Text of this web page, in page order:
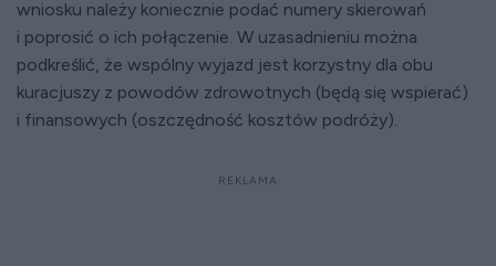
wniosku należy koniecznie podać numery skierowań
i poprosić o ich połączenie. W uzasadnieniu można
podkreślić, że wspólny wyjazd jest korzystny dla obu
kuracjuszy z powodów zdrowotnych (będą się wspierać)
i finansowych (oszczędność kosztów podróży).